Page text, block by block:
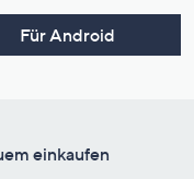
Für Android
einkaufen